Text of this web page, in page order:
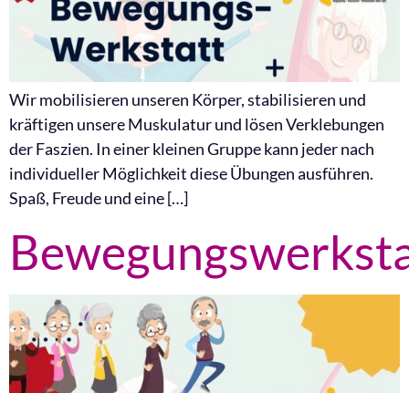
Wir mobilisieren unseren Körper, stabilisieren und
kräftigen unsere Muskulatur und lösen Verklebungen
der Faszien. In einer kleinen Gruppe kann jeder nach
individueller Möglichkeit diese Übungen ausführen.
Spaß, Freude und eine […]